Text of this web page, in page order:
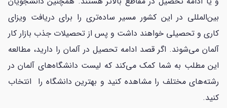
بین‌المللی در این کشور مسیر ساده‌تری را برای دریافت ویزای
کاری و تحصیلی خواهند داشت و پس از تحصیلات جذب بازار کار
آلمان می‌شوند. اگر قصد ادامه تحصیل در آلمان را دارید، مطالعه
این مطلب به شما کمک می‌کند که لیست دانشگاه‌های آلمان در
رشته‌های مختلف را مشاهده کنید و بهترین دانشگاه را انتخاب
کنید.